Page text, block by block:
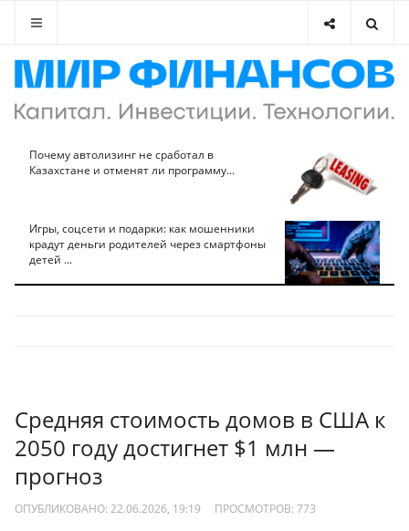
Почему автолизинг не сработал в
Казахстане и отменят ли программу...
Игры, соцсети и подарки: как мошенники
крадут деньги родителей через смартфоны
детей ...
Средняя стоимость домов в США к
2050 году достигнет $1 млн —
прогноз
ОПУБЛИКОВАНО: 22.06.2026, 19:19 ПРОСМОТРОВ: 773